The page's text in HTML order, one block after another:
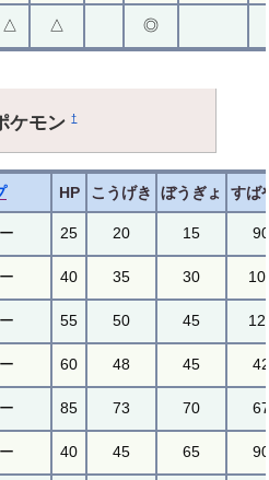
△ △ ◎
ケモン†
HP こうげき ぼうぎょ すば
25 20 15 90
40 35 30
55 50 45
60 48 45 42
85 73 70 67
40 45 65 90